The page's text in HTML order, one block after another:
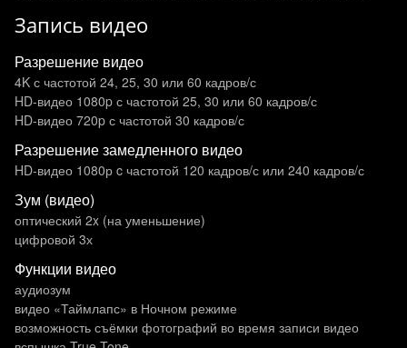
Запись видео
Разрешение видео
4K с частотой 24, 25, 30 или 60 кадров/ с
HD-видео 1080p с частотой 25, 30 или 60 кадров/ с
HD-видео 720p с частотой 30 кадров/ с
Разрешение замедленного видео
HD-видео 1080р c частотой 120 кадров/ с или 240 кадров/ с
Зум (видео)
оптический 2x (на уменьшение)
цифровой 3х
Функции видео
аудиозум
видео «Таймлапс» в Ночном режиме
возможность съёмки фотографий во время записи видео